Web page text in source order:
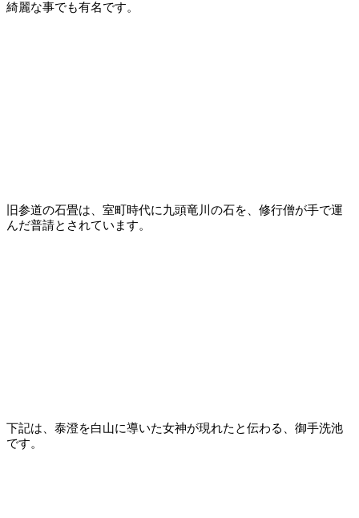
綺麗な事でも有名です。
旧参道の石畳は、室町時代に九頭竜川の石を、修行僧が手で運
んだ普請とされています。
下記は、泰澄を白山に導いた女神が現れたと伝わる、御手洗池
です。